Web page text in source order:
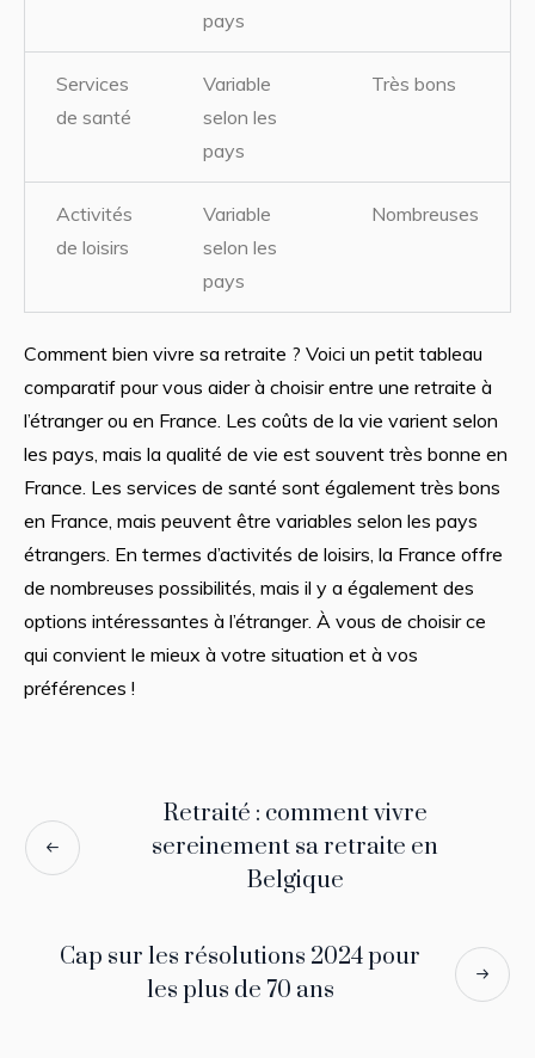
pays
Services
de santé
Variable
selon les
pays
Très bons
Activités
de loisirs
Variable
selon les
pays
Nombreuses
Comment bien vivre sa retraite ? Voici un petit tableau
comparatif pour vous aider à choisir entre une retraite à
l’étranger ou en France. Les coûts de la vie varient selon
les pays, mais la qualité de vie est souvent très bonne en
France. Les services de santé sont également très bons
en France, mais peuvent être variables selon les pays
étrangers. En termes d’activités de loisirs, la France offre
de nombreuses possibilités, mais il y a également des
options intéressantes à l’étranger. À vous de choisir ce
qui convient le mieux à votre situation et à vos
préférences !
Retraité : comment vivre
sereinement sa retraite en
Belgique
Cap sur les résolutions 2024 pour
les plus de 70 ans